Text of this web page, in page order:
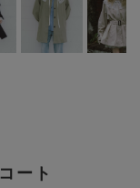
ート